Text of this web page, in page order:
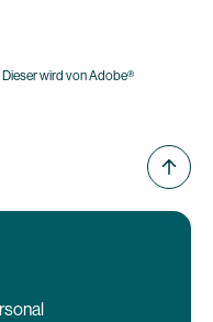
Dieser wird von Adobe®